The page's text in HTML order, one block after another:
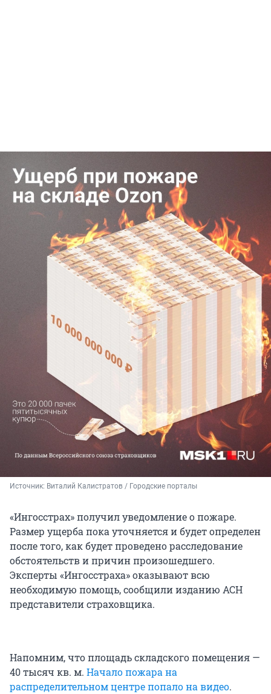
Источник: Виталий Калистратов / Городские порталы
«Ингосстрах» получил уведомление о пожаре.
Размер ущерба пока уточняется и будет определен
после того, как будет проведено расследование
обстоятельств и причин произошедшего.
Эксперты «Ингосстраха» оказывают всю
необходимую помощь, сообщили изданию АСН
представители страховщика.
Напомним, что площадь складского помещения —
40 тысяч кв. м. Начало пожара на
распределительном центре попало на видео.